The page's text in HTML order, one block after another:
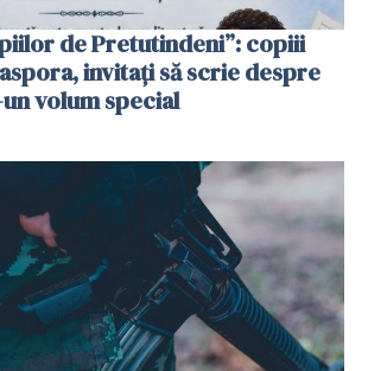
de Pretutindeni”: copiii
invitați să scrie despre
volum special